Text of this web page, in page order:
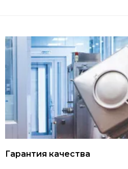
Гарантия качества